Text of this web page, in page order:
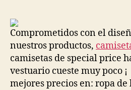
Comprometidos con el
nuestros productos,
camisetas de special price
vestuario cueste muy poco ¡
mejores precios en: ropa